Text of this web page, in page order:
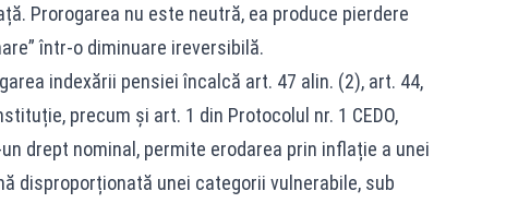
Prorogarea nu este neutră, ea produce pierdere
într-o diminuare ireversibilă.
indexării pensiei încalcă art. 47 alin. (2), art. 44,
precum și art. 1 din Protocolul nr. 1 CEDO,
drept nominal, permite erodarea prin inflație a unei
disproporționată unei categorii vulnerabile, sub